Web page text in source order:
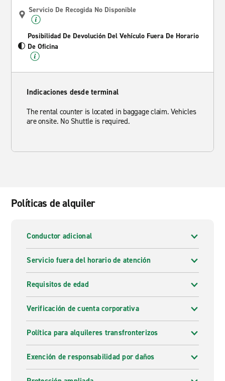
Servicio De Recogida No Disponible
Posibilidad De Devolución Del Vehículo Fuera De Horario
De Oficina
Indicaciones desde terminal
The rental counter is located in baggage claim. Vehicles
are onsite. No Shuttle is required.
Políticas de alquiler
Conductor adicional
Servicio fuera del horario de atención
Requisitos de edad
Verificación de cuenta corporativa
Política para alquileres transfronterizos
Exención de responsabilidad por daños